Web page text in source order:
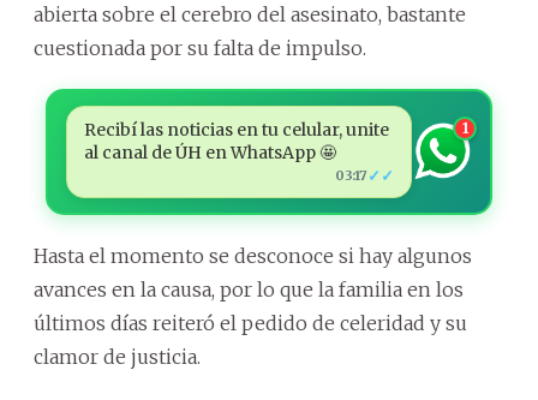
abierta sobre el cerebro del asesinato, bastante
cuestionada por su falta de impulso.
Recibí las noticias en tu celular, unite
al canal de ÚH en WhatsApp 🤩
03:17 ✓✓
1
Hasta el momento se desconoce si hay algunos
avances en la causa, por lo que la familia en los
últimos días reiteró el pedido de celeridad y su
clamor de justicia.